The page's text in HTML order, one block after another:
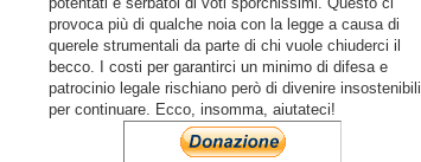
provoca più di qualche noia con la legge a causa di
querele strumentali da parte di chi vuole chiuderci il
becco. I costi per garantirci un minimo di difesa e
patrocinio legale rischiano però di divenire insostenibili
per continuare. Ecco, insomma, aiutateci!